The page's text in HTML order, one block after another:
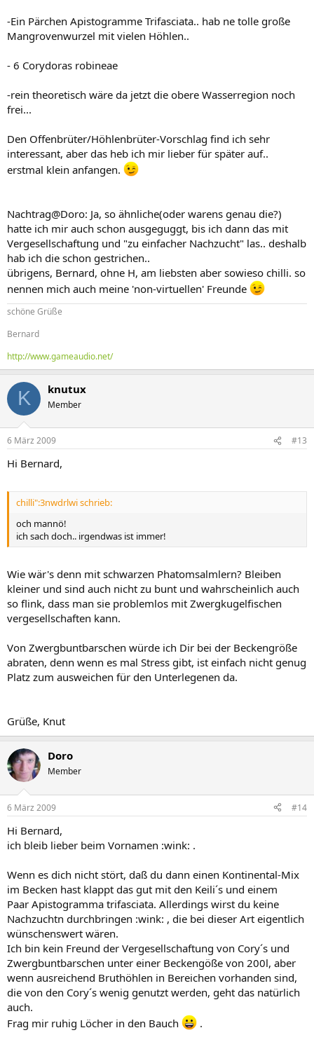
-Ein Pärchen Apistogramme Trifasciata.. hab ne tolle große
Mangrovenwurzel mit vielen Höhlen..
- 6 Corydoras robineae
-rein theoretisch wäre da jetzt die obere Wasserregion noch
frei...
Den Offenbrüter/Höhlenbrüter-Vorschlag find ich sehr
interessant, aber das heb ich mir lieber für später auf..
erstmal klein anfangen.
Nachtrag@Doro: Ja, so ähnliche(oder warens genau die?)
hatte ich mir auch schon ausgeguggt, bis ich dann das mit
Vergesellschaftung und "zu einfacher Nachzucht" las.. deshalb
hab ich die schon gestrichen..
übrigens, Bernard, ohne H, am liebsten aber sowieso chilli. so
nennen mich auch meine 'non-virtuellen' Freunde
schöne Grüße
Bernard
http://www.gameaudio.net/
K knutux
Member
6 März 2009 #13
Hi Bernard,
chilli":3nwdrlwi schrieb:
och mannö!
ich sach doch.. irgendwas ist immer!
Wie wär's denn mit schwarzen Phatomsalmlern? Bleiben
kleiner und sind auch nicht zu bunt und wahrscheinlich auch
so flink, dass man sie problemlos mit Zwergkugelfischen
vergesellschaften kann.
Von Zwergbuntbarschen würde ich Dir bei der Beckengröße
abraten, denn wenn es mal Stress gibt, ist einfach nicht genug
Platz zum ausweichen für den Unterlegenen da.
Grüße, Knut
Doro
Member
6 März 2009 #14
Hi Bernard,
ich bleib lieber beim Vornamen :wink: .
Wenn es dich nicht stört, daß du dann einen Kontinental-Mix
im Becken hast klappt das gut mit den Keili´s und einem
Paar Apistogramma trifasciata. Allerdings wirst du keine
Nachzuchtn durchbringen :wink: , die bei dieser Art eigentlich
wünschenswert wären.
Ich bin kein Freund der Vergesellschaftung von Cory´s und
Zwergbuntbarschen unter einer Beckengöße von 200l, aber
wenn ausreichend Bruthöhlen in Bereichen vorhanden sind,
die von den Cory´s wenig genutzt werden, geht das natürlich
auch.
Frag mir ruhig Löcher in den Bauch
.